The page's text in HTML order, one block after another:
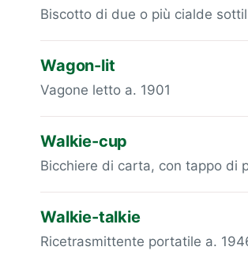
Biscotto di due o più cialde
Wagon-lit
Vagone letto a. 1901
Walkie-cup
Bicchiere di carta, con tappo di
Walkie-talkie
Ricetrasmittente portatile a.